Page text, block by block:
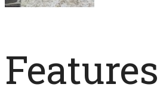
Features